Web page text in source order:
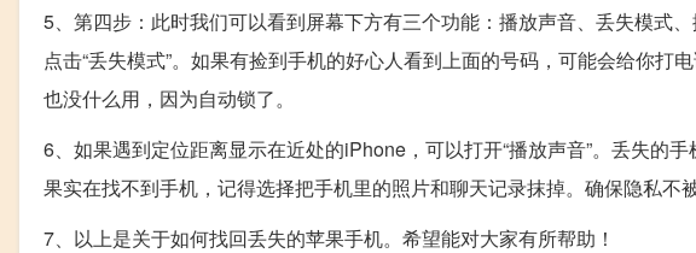
5、第四步：此时我们可以看到屏幕下方有三个功能：播放声音、丢失模式
点击“丢失模式”。如果有捡到手机的好心人看到上面的号码，可能会给你
也没什么用，因为自动锁了。
6、如果遇到定位距离显示在近处的iPhone，可以打开“播放声音”。丢失的
果实在找不到手机，记得选择把手机里的照片和聊天记录抹掉。确保隐私不被
7、以上是关于如何找回丢失的苹果手机。希望能对大家有所帮助！